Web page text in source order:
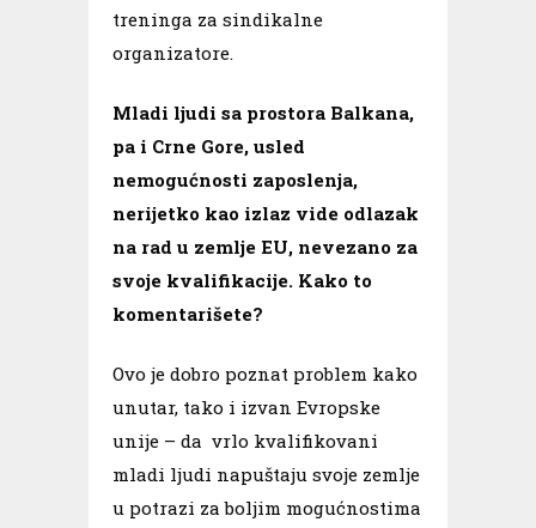
treninga za sindikalne
organizatore.
Mladi ljudi sa prostora Balkana,
pa i Crne Gore, usled
nemogućnosti zaposlenja,
nerijetko kao izlaz vide odlazak
na rad u zemlje EU, nevezano za
svoje kvalifikacije. Kako to
komentarišete?
Ovo je dobro poznat problem kako
unutar, tako i izvan Evropske
unije – da vrlo kvalifikovani
mladi ljudi napuštaju svoje zemlje
u potrazi za boljim mogućnostima